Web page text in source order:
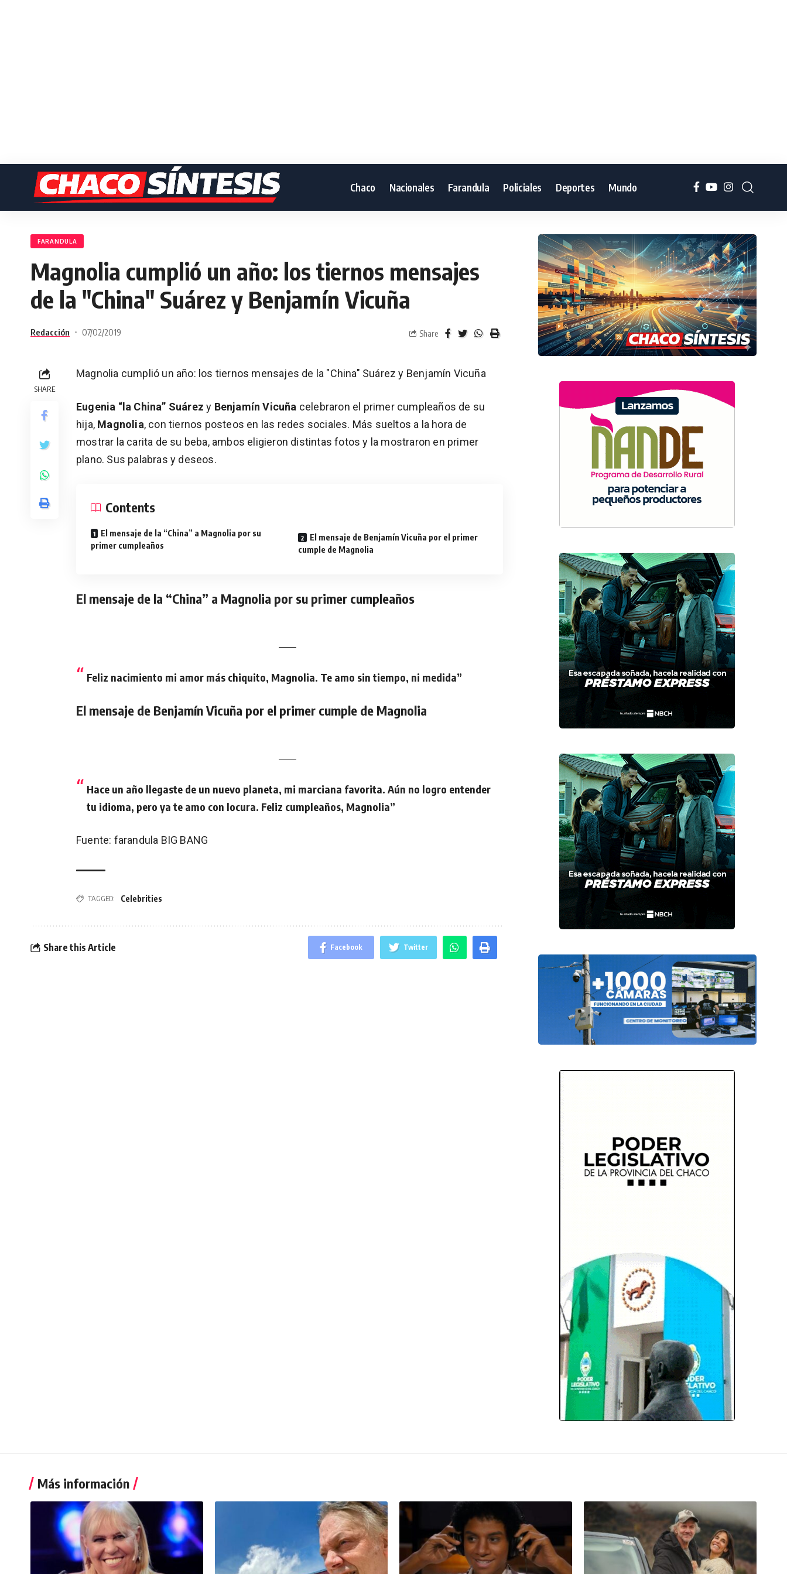
Chaco Nacionales Farandula Policiales Deportes Mundo
FARANDULA
Magnolia cumplió un año: los tiernos mensajes
de la "China" Suárez y Benjamín Vicuña
Redacción 07/02/2019 Share
SHARE
Magnolia cumplió un año: los tiernos mensajes de la "China" Suárez y Benjamín Vicuña
Eugenia “la China” Suárez y Benjamín Vicuña celebraron el primer cumpleaños de su
hija, Magnolia, con tiernos posteos en las redes sociales. Más sueltos a la hora de
mostrar la carita de su beba, ambos eligieron distintas fotos y la mostraron en primer
plano. Sus palabras y deseos.
Contents
El mensaje de la “China” a Magnolia por su
primer cumpleaños
El mensaje de Benjamín Vicuña por el primer
cumple de Magnolia
El mensaje de la “China” a Magnolia por su primer cumpleaños
Feliz nacimiento mi amor más chiquito, Magnolia. Te amo sin tiempo, ni medida”
El mensaje de Benjamín Vicuña por el primer cumple de Magnolia
Hace un año llegaste de un nuevo planeta, mi marciana favorita. Aún no logro entender
tu idioma, pero ya te amo con locura. Feliz cumpleaños, Magnolia”
Fuente: farandula BIG BANG
TAGGED: Celebrities
Share this Article Facebook Twitter
Más información